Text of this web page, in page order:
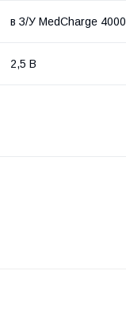
в З/У MedCharge 4000
2,5 В